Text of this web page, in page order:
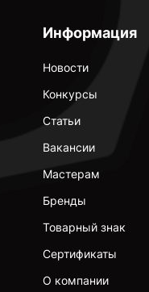
Информация
Новости
Конкурсы
Статьи
Вакансии
Мастерам
Бренды
Товарный знак
Сертификаты
О компании